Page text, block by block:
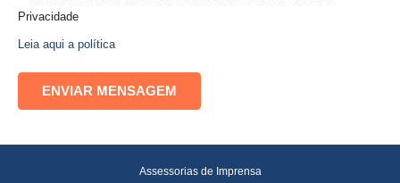
Privacidade
Leia aqui a política
Assessorias de Imprensa